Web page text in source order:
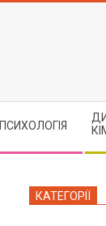
ПСИХОЛОГІЯ
КАТЕГОРІЇ